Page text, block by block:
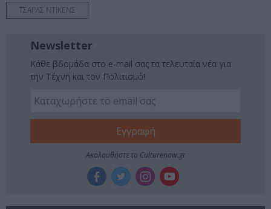
ΤΣΑΡΛΣ ΝΤΙΚΕΝΣ
Newsletter
Κάθε βδομάδα στο e-mail σας τα τελευταία νέα για
την Τέχνη και τον Πολιτισμό!
Ακολουθήστε το Culturenow.gr